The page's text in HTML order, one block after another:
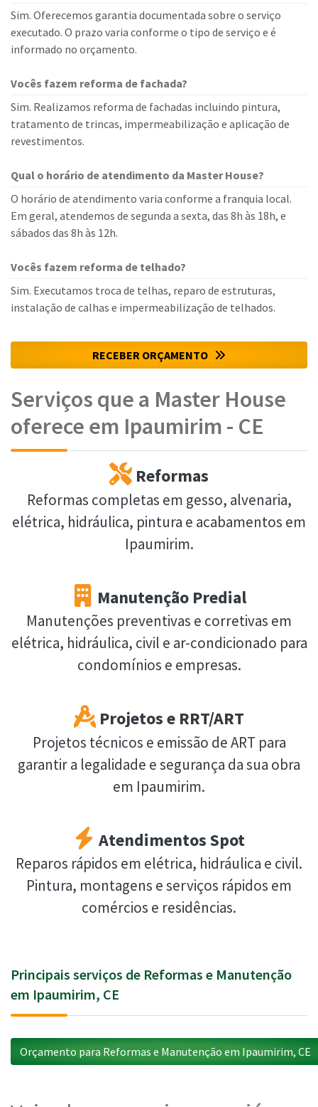
Sim. Oferecemos garantia documentada sobre o serviço
executado. O prazo varia conforme o tipo de serviço e é
informado no orçamento.
Vocês fazem reforma de fachada?
Sim. Realizamos reforma de fachadas incluindo pintura,
tratamento de trincas, impermeabilização e aplicação de
revestimentos.
Qual o horário de atendimento da Master House?
O horário de atendimento varia conforme a franquia local.
Em geral, atendemos de segunda a sexta, das 8h às 18h, e
sábados das 8h às 12h.
Vocês fazem reforma de telhado?
Sim. Executamos troca de telhas, reparo de estruturas,
instalação de calhas e impermeabilização de telhados.
RECEBER ORÇAMENTO
Serviços que a Master House
oferece em Ipaumirim - CE
Reformas
Reformas completas em gesso, alvenaria,
elétrica, hidráulica, pintura e acabamentos em
Ipaumirim.
Manutenção Predial
Manutenções preventivas e corretivas em
elétrica, hidráulica, civil e ar-condicionado para
condomínios e empresas.
Projetos e RRT/ART
Projetos técnicos e emissão de ART para
garantir a legalidade e segurança da sua obra
em Ipaumirim.
Atendimentos Spot
Reparos rápidos em elétrica, hidráulica e civil.
Pintura, montagens e serviços rápidos em
comércios e residências.
Principais serviços de Reformas e Manutenção
em Ipaumirim, CE
Orçamento para Reformas e Manutenção em Ipaumirim, CE